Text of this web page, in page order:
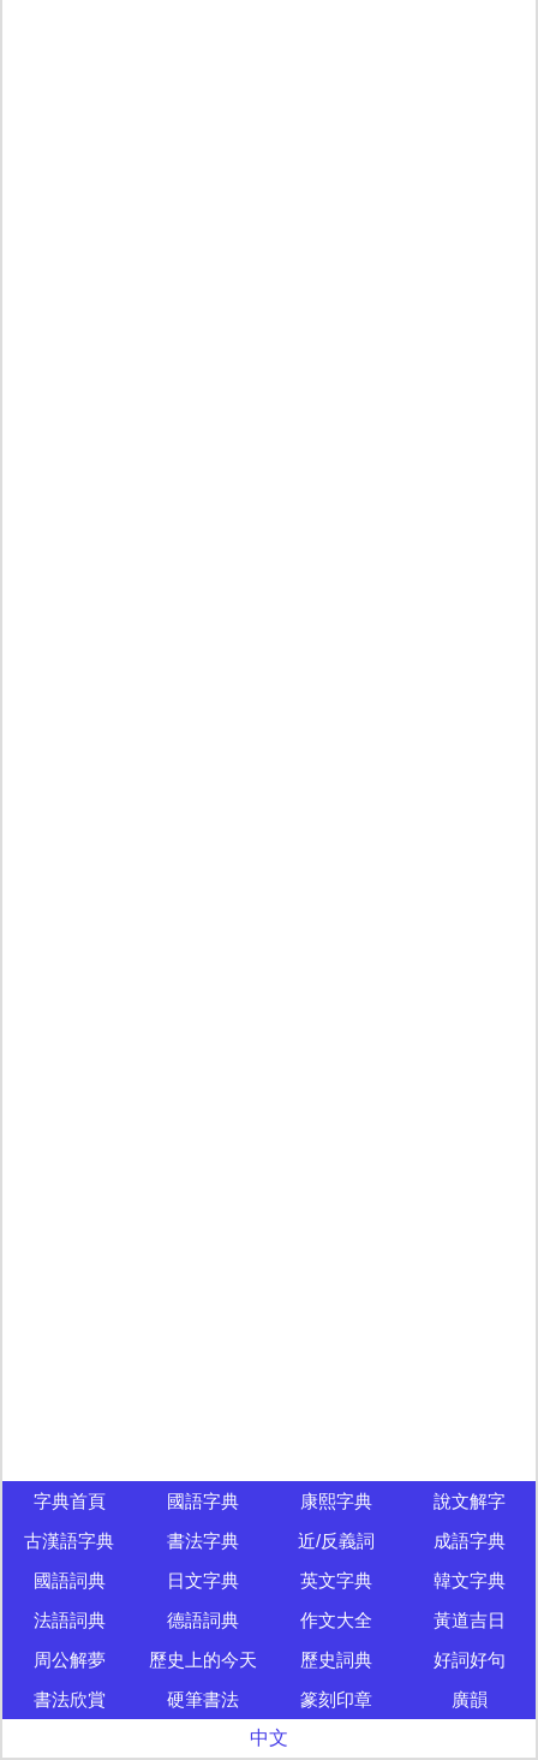
字典首頁 國語字典 康熙字典
說文解字
古漢語字典
書法字典 近/反義詞
成語字典
國語詞典
日文字典 英文字典
韓文字典
法語詞典
德語詞典 作文大全
黃道吉日
周公解夢
歷史上的今天 歷史詞典
好詞好句
書法欣賞
硬筆書法 篆刻印章
廣韻
中文